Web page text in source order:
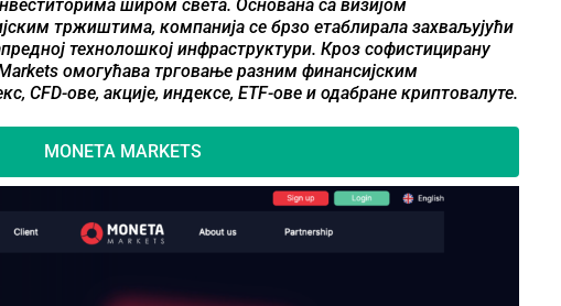
широм света. Основана са визијом
тржиштима, компанија се брзо етаблирала захваљујући
технолошкој инфраструктури. Кроз софистицирану
омогућава трговање разним финансијским
CFD-ове, акције, индексе, ETF-ове и одабране криптовалуте.
MONETA MARKETS